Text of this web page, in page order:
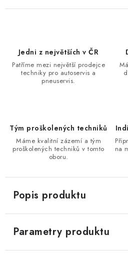
Jedni z největších v ČR
Patříme mezi největší prodejce
techniky pro autoservis a
pneuservis.
Tým proškolených techniků
Máme kvalitní zázemí a tým
proškolených techniků v tomto
oboru.
na
Popis produktu
Parametry produktu